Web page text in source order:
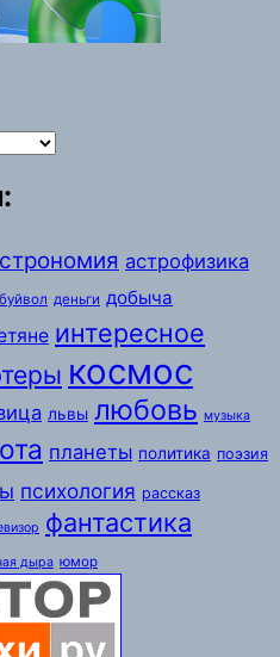
астрофизика
буйвол деньги добыча
интересное
космос
львы любовь музыка
планеты политика поэзия
психология рассказ
фантастика
дыра юмор